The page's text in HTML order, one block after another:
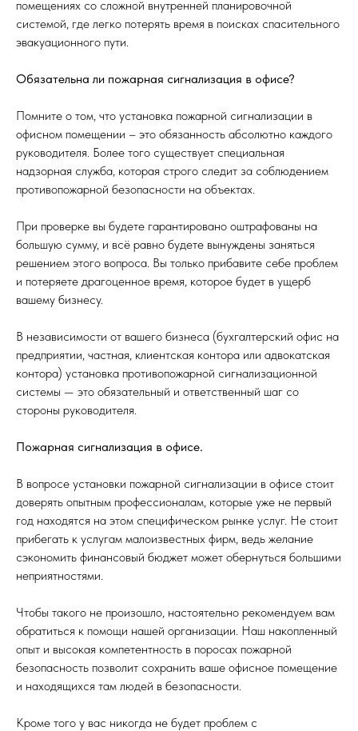
помещениях со сложной внутренней планировочной
системой, где легко потерять время в поисках спасительного
эвакуационного пути.
Обязательна ли пожарная сигнализация в офисе?
Помните о том, что установка пожарной сигнализации в
офисном помещении – это обязанность абсолютно каждого
руководителя. Более того существует специальная
надзорная служба, которая строго следит за соблюдением
противопожарной безопасности на объектах.
При проверке вы будете гарантировано оштрафованы на
большую сумму, и всё равно будете вынуждены заняться
решением этого вопроса. Вы только прибавите себе проблем
и потеряете драгоценное время, которое будет в ущерб
вашему бизнесу.
В независимости от вашего бизнеса (бухгалтерский офис на
предприятии, частная, клиентская контора или адвокатская
контора) установка противопожарной сигнализационной
системы — это обязательный и ответственный шаг со
стороны руководителя.
Пожарная сигнализация в офисе.
В вопросе установки пожарной сигнализации в офисе стоит
доверять опытным профессионалам, которые уже не первый
год находятся на этом специфическом рынке услуг. Не стоит
прибегать к услугам малоизвестных фирм, ведь желание
сэкономить финансовый бюджет может обернуться большими
неприятностями.
Чтобы такого не произошло, настоятельно рекомендуем вам
обратиться к помощи нашей организации. Наш накопленный
опыт и высокая компетентность в поросах пожарной
безопасность позволит сохранить ваше офисное помещение
и находящихся там людей в безопасности.
Кроме того у вас никогда не будет проблем с